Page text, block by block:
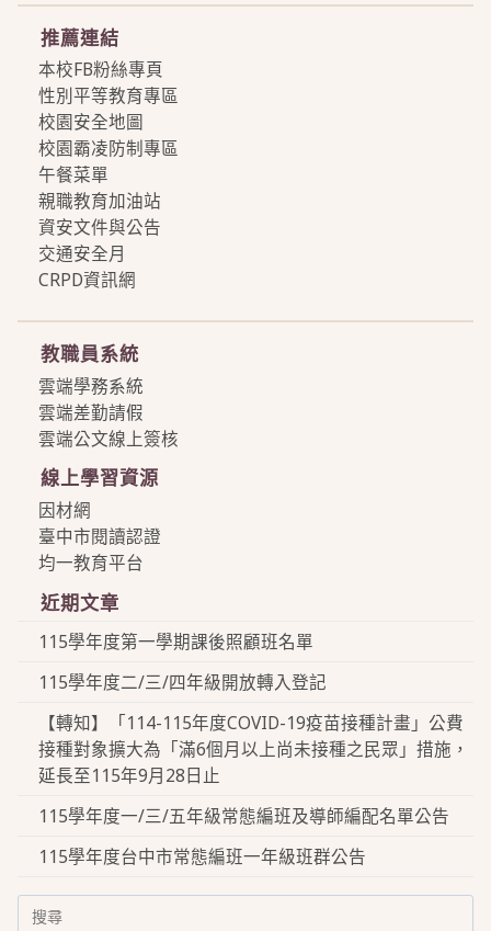
推薦連結
本校FB粉絲專頁
性別平等教育專區
校園安全地圖
校園霸凌防制專區
午餐菜單
親職教育加油站
資安文件與公告
交通安全月
CRPD資訊網
教職員系統
雲端學務系統
雲端差勤請假
雲端公文線上簽核
線上學習資源
因材網
臺中市閱讀認證
均一教育平台
近期文章
115學年度第一學期課後照顧班名單
115學年度二/三/四年級開放轉入登記
【轉知】「114-115年度COVID-19疫苗接種計畫」公費
接種對象擴大為「滿6個月以上尚未接種之民眾」措施，
延長至115年9月28日止
115學年度一/三/五年級常態編班及導師編配名單公告
115學年度台中市常態編班一年級班群公告
Search